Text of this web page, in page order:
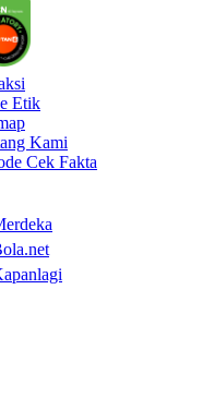
Etik
Kami
Cek Fakta